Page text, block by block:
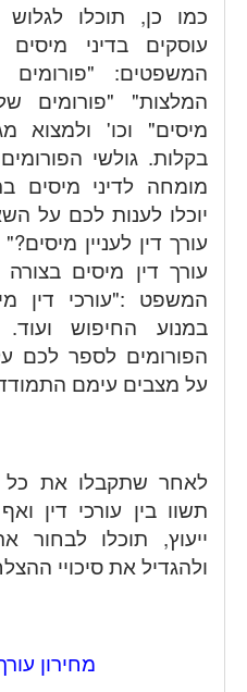
כמו כן, תוכלו
עוסקים בדיני
המשפטים:
המלצות" "פורומים
מיסים" וכו' ולמצוא
בקלות. גולשי
מומחה לדיני מיסים
יוכלו לענות לכם על
עורך דין לעניין
עורך דין מיסים
המשפט :"עורכי דין
במנוע החיפוש ועוד.
הפורומים לספר לכם
על מצבים עימם
לאחר שתקבלו את כל
תשוו בין עורכי דין
ייעוץ, תוכלו לבחור
ולהגדיל את סיכויי
מחירון